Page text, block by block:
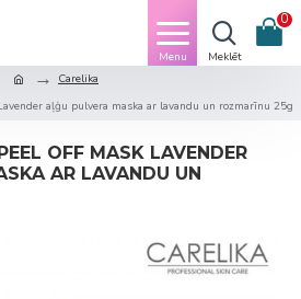
0
Carelika
aļģu pulvera maska ar lavandu un rozmarīnu 25g
OFF MASK LAVENDER
AR LAVANDU UN